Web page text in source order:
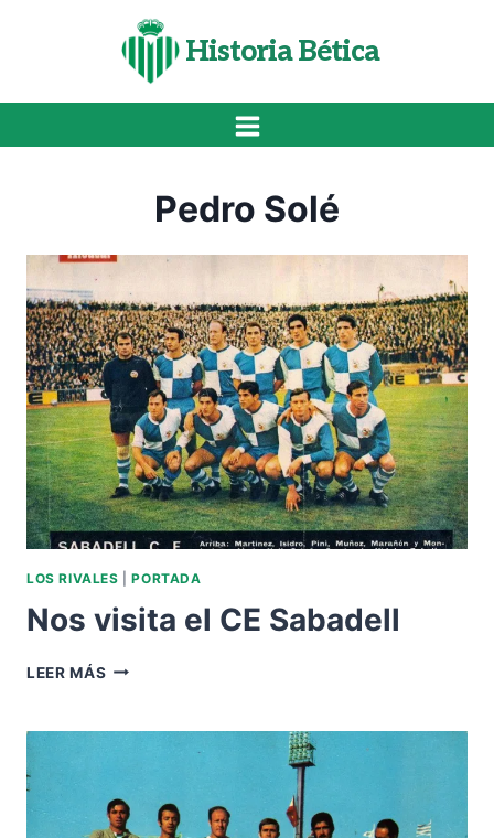
Historia Bética
Pedro Solé
LOS RIVALES |PORTADA
Nos visita el CE Sabadell
LEER MÁS NOS
CE